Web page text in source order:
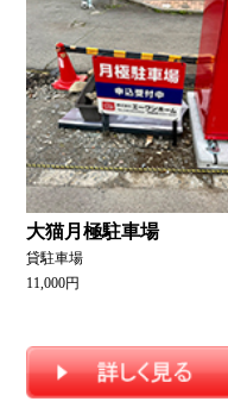
大猫月極駐車場
貸駐車場
11,000円